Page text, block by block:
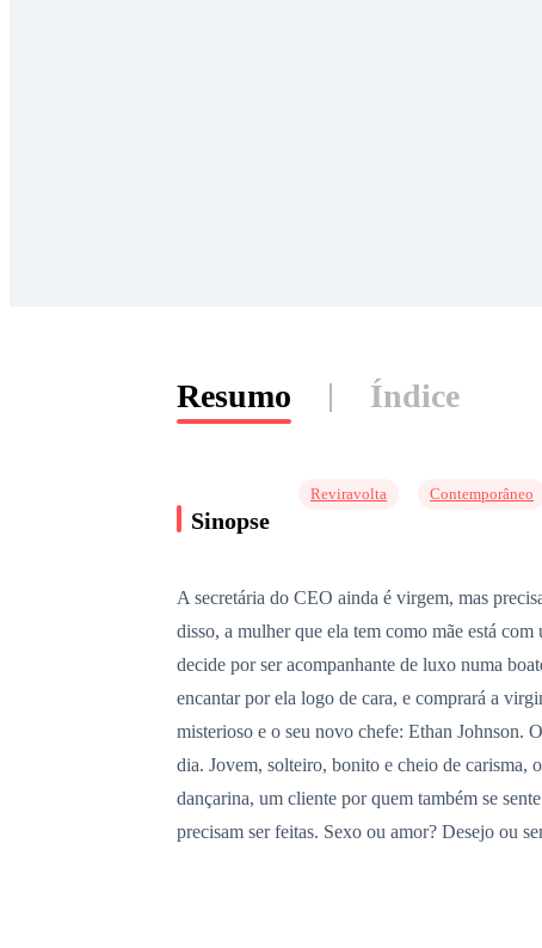
Resumo Índice
Sinopse
Reviravolta Contemporâneo
A secretária do CEO ainda é virgem, mas
disso, a mulher que ela tem como mãe está
decide por ser acompanhante de luxo numa
encantar por ela logo de cara, e comprará a
misterioso e o seu novo chefe: Ethan Johnson.
dia. Jovem, solteiro, bonito e cheio de carisma,
dançarina, um cliente por quem também se
precisam ser feitas. Sexo ou amor? Desejo ou